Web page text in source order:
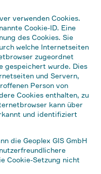
verwenden Cookies.
Cookie-ID. Eine
des Cookies. Sie
welche Internetseiten
zugeordnet
gespeichert wurde. Dies
und Servern,
Person von
Cookies enthalten, zu
kann über
und identifiziert
die Geoplex GIS GmbH
Cookie-Setzung nicht